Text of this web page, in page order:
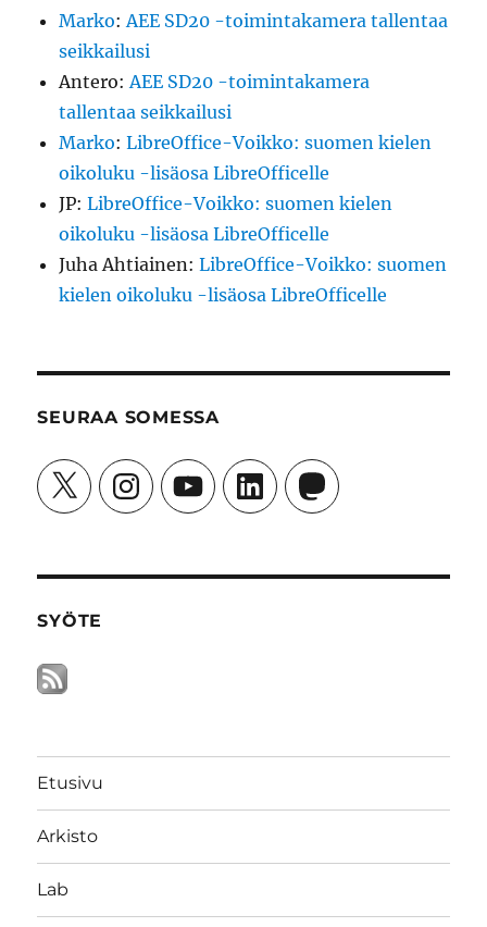
Marko:AEE SD20 -toimintakamera tallentaa
seikkailusi
Antero:AEE SD20 -toimintakamera
tallentaa seikkailusi
Marko:LibreOffice-Voikko: suomen kielen
oikoluku -lisäosa LibreOfficelle
JP:LibreOffice-Voikko: suomen kielen
oikoluku -lisäosa LibreOfficelle
Juha Ahtiainen:LibreOffice-Voikko: suomen
kielen oikoluku -lisäosa LibreOfficelle
SEURAA SOMESSA
X InstagramYouTubeLinkedInMastodon
SYÖTE
Etusivu
Arkisto
Lab